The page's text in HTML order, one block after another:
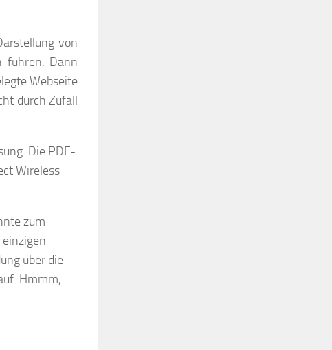
von
führen. Dann
Webseite
durch Zufall
Die PDF-
Wireless
zum
über die
Hmmm,